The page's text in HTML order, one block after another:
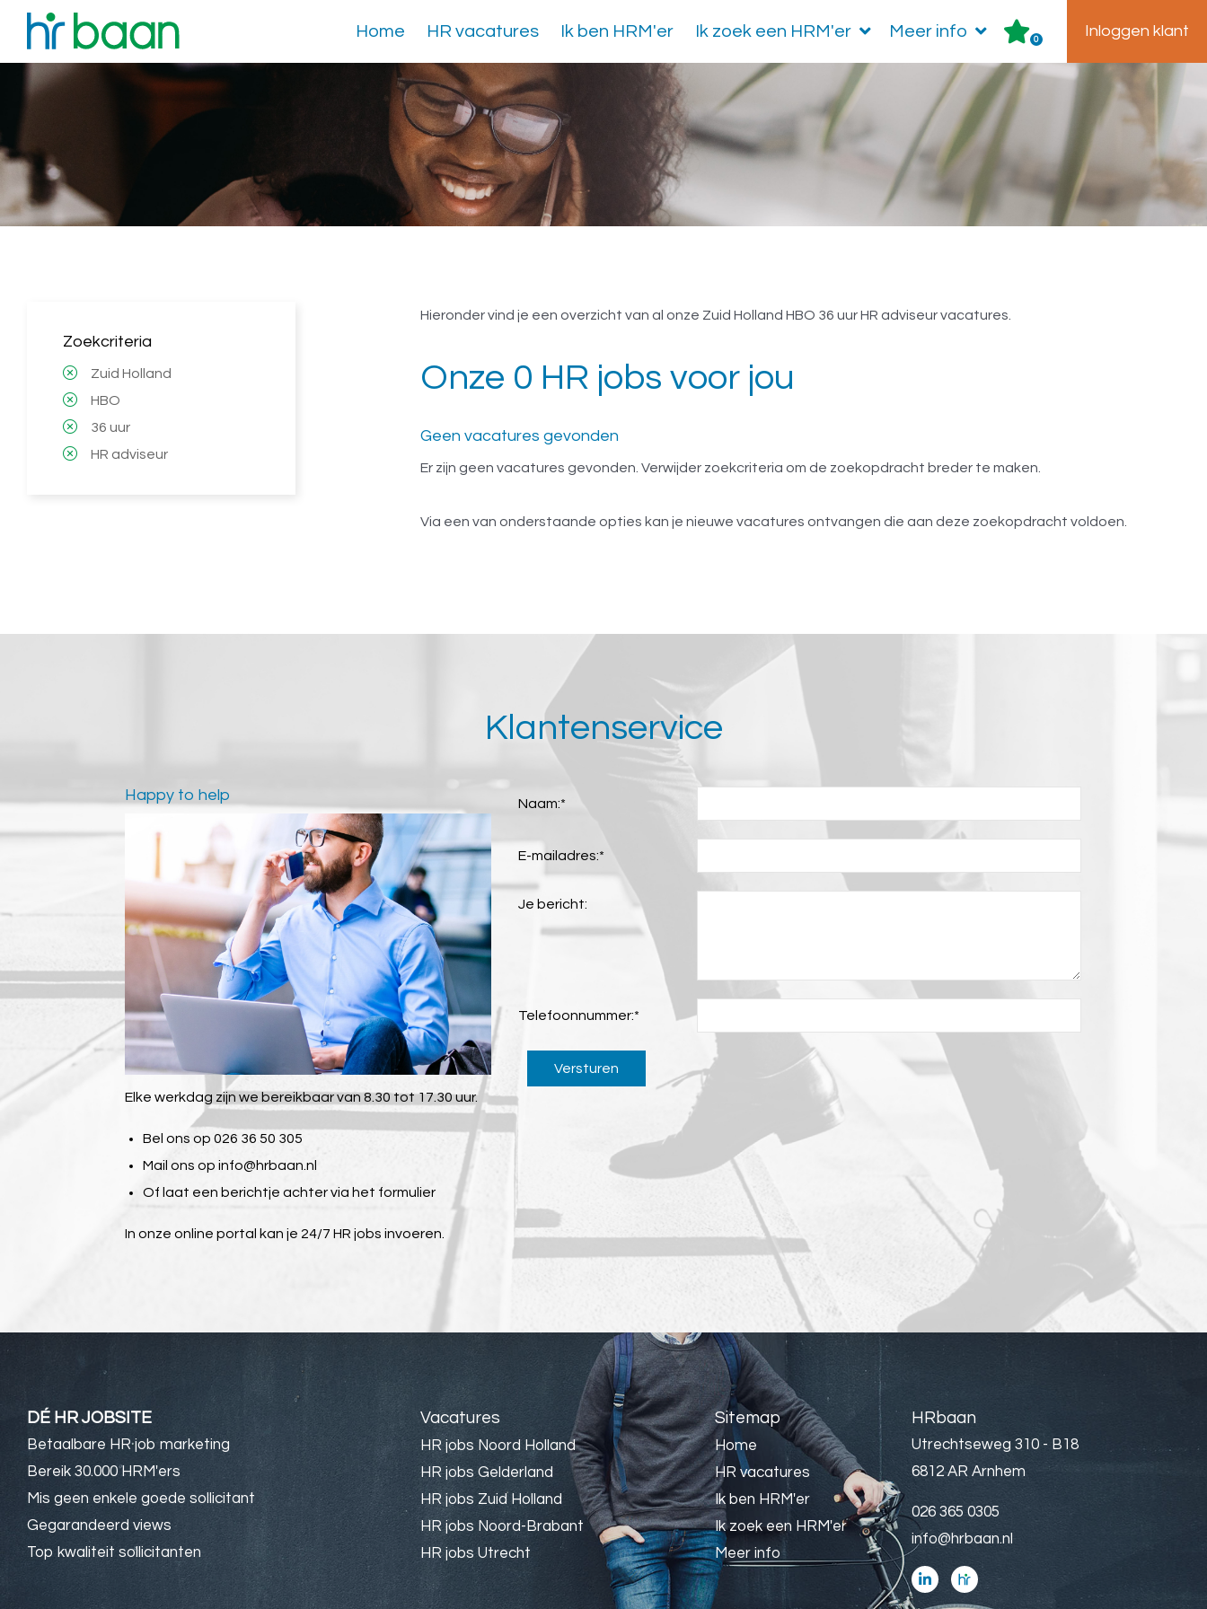
Home HR vacatures Ik ben HRM'er Ik zoek een HRM'er Meer info 0 Inloggen klant
Zoekcriteria
Zuid Holland
HBO
36 uur
HR adviseur
Vacatures Zuid Holland HBO 36 uur HR
adviseur
Hieronder vind je een overzicht van al onze Zuid Holland HBO 36 uur HR adviseur vacatures.
Onze 0 HR jobs voor jou
Geen vacatures gevonden
Er zijn geen vacatures gevonden. Verwijder zoekcriteria om de zoekopdracht breder te maken.
Via een van onderstaande opties kan je nieuwe vacatures ontvangen die aan deze zoekopdracht voldoen.
Klantenservice
Happy to help
Elke werkdag zijn we bereikbaar van 8.30 tot 17.30 uur.
Bel ons op 026 36 50 305
Mail ons opinfo@hrbaan.nl
Of laat een berichtje achter via het formulier
In onze online portal kan je 24/7 HR jobs invoeren.
Naam:*
E-mailadres:*
Je bericht:
Telefoonnummer:*
Versturen
DÉ HR JOBSITE
Betaalbare HR job marketing
Bereik 30.000 HRM'ers
Mis geen enkele goede sollicitant
Gegarandeerd views
Top kwaliteit sollicitanten
Vacatures
HR jobs Noord Holland
HR jobs Gelderland
HR jobs Zuid Holland
HR jobs Noord-Brabant
HR jobs Utrecht
Sitemap
Home
HR vacatures
Ik ben HRM'er
Ik zoek een HRM'er
Meer info
HRbaan
Utrechtseweg 310 - B18
6812 AR Arnhem
026 365 0305
info@hrbaan.nl